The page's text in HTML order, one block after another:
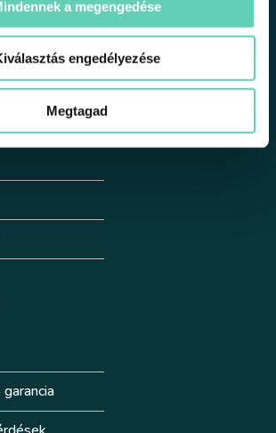
a megengedése
engedélyezése
Megtagad